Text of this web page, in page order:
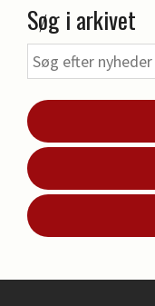
Søg i arkivet